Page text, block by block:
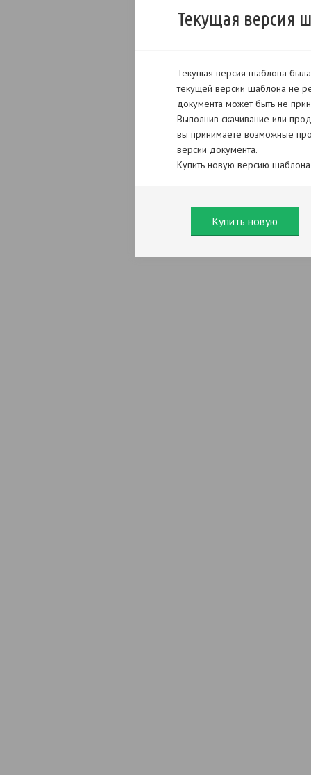
Текущая версия
Текущая версия шаблона
текущей версии шаблона не
документа может быть не
Выполнив скачивание или
вы принимаете возможные
версии документа.
Купить новую версию
Купить новую